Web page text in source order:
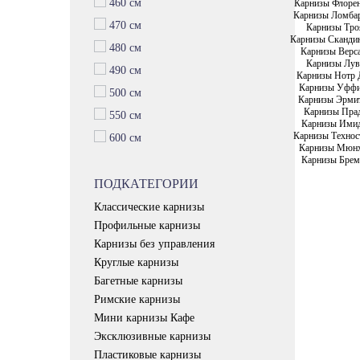
Карнизы
Карнизы
Карнизы
Карнизы
Карнизы
Карнизы
Карнизы Нотр
Карнизы
Карнизы
Карнизы
Карнизы
Карнизы
Карнизы
Карнизы
460 см
470 см
480 см
490 см
500 см
550 см
600 см
ПОДКАТЕГОРИИ
Классические карнизы
Профильные карнизы
Карнизы без управления
Круглые карнизы
Багетные карнизы
Римские карнизы
Мини карнизы Кафе
Эксклюзивные карнизы
Пластиковые карнизы